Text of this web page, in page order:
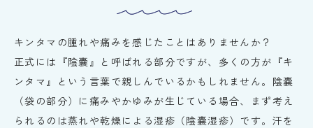
キンタマの腫れや痛みを感じたことはありませんか？
正式には『陰嚢』と呼ばれる部分ですが、多くの方が『キ
ンタマ』という言葉で親しんでいるかもしれません。陰嚢
（袋の部分）に痛みやかゆみが生じている場合、まず考え
られるのは蒸れや乾燥による湿疹（陰嚢湿疹）です。汗を